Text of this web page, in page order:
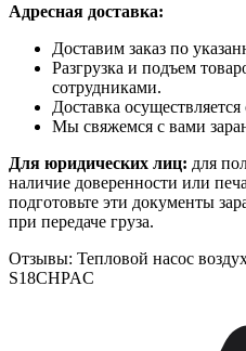
Адресная доставка:
Доставим заказ по
Разгрузка и подъем
сотрудниками.
Доставка
Мы свяжемся с вами
Для юридических лиц: для
наличие доверенности или
подготовьте эти документы
при передаче груза.
Отзывы: Тепловой насос
S18CHPAC